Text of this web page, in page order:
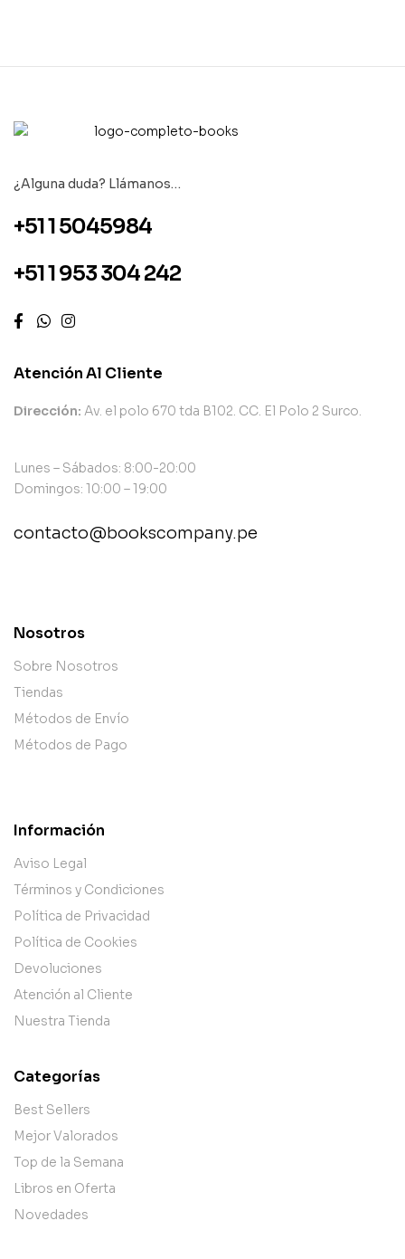
¿Alguna duda? Llámanos…
+51 1 5045984
+51 1 953 304 242
Atención Al Cliente
Dirección: Av. el polo 670 tda B102. CC. El Polo 2 Surco.
Lunes – Sábados: 8:00-20:00
Domingos: 10:00 – 19:00
contacto@bookscompany.pe
Nosotros
Sobre Nosotros
Tiendas
Métodos de Envío
Métodos de Pago
Información
Aviso Legal
Términos y Condiciones
Política de Privacidad
Política de Cookies
Devoluciones
Atención al Cliente
Nuestra Tienda
Categorías
Best Sellers
Mejor Valorados
Top de la Semana
Libros en Oferta
Novedades